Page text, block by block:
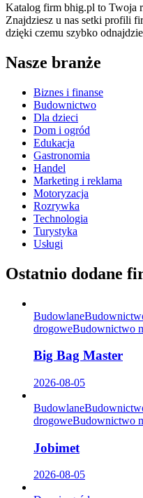
Katalog firm bhig.pl to Twoja
Znajdziesz u nas setki profili
dzięki czemu szybko
Nasze branże
Biznes i finanse
Budownictwo
Dla dzieci
Dom i ogród
Edukacja
Gastronomia
Handel
Marketing i reklama
Motoryzacja
Rozrywka
Technologia
Turystyka
Usługi
Ostatnio dodane
Budowlane
drogoweBudownictwo
Big Bag Master
2026-08-05
Budowlane
drogoweBudownictwo
Jobimet
2026-08-05